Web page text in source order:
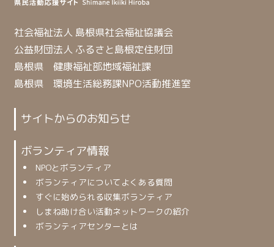
社会福祉法人 島根県社会福祉協議会
公益財団法人 ふるさと島根定住財団
島根県 健康福祉部地域福祉課
島根県 環境生活総務課NPO活動推進室
サイトからのお知らせ
ボランティア情報
NPOとボランティア
ボランティアについてよくある質問
すぐに始められる収集ボランティア
しまね助け合い活動ネットワークの紹介
ボランティアセンターとは